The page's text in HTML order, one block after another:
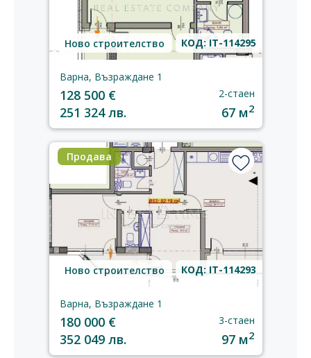
Ново строителство КОД: IT-114295
Варна, Възраждане 1
128 500 €
251 324 лв.
2-стаен
67 м2
Продава
Ново строителство КОД: IT-114293
Варна, Възраждане 1
180 000 €
352 049 лв.
3-стаен
97 м2